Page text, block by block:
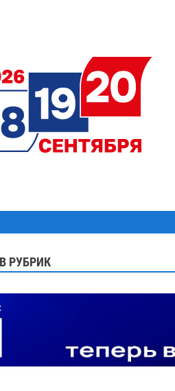
РУБРИК